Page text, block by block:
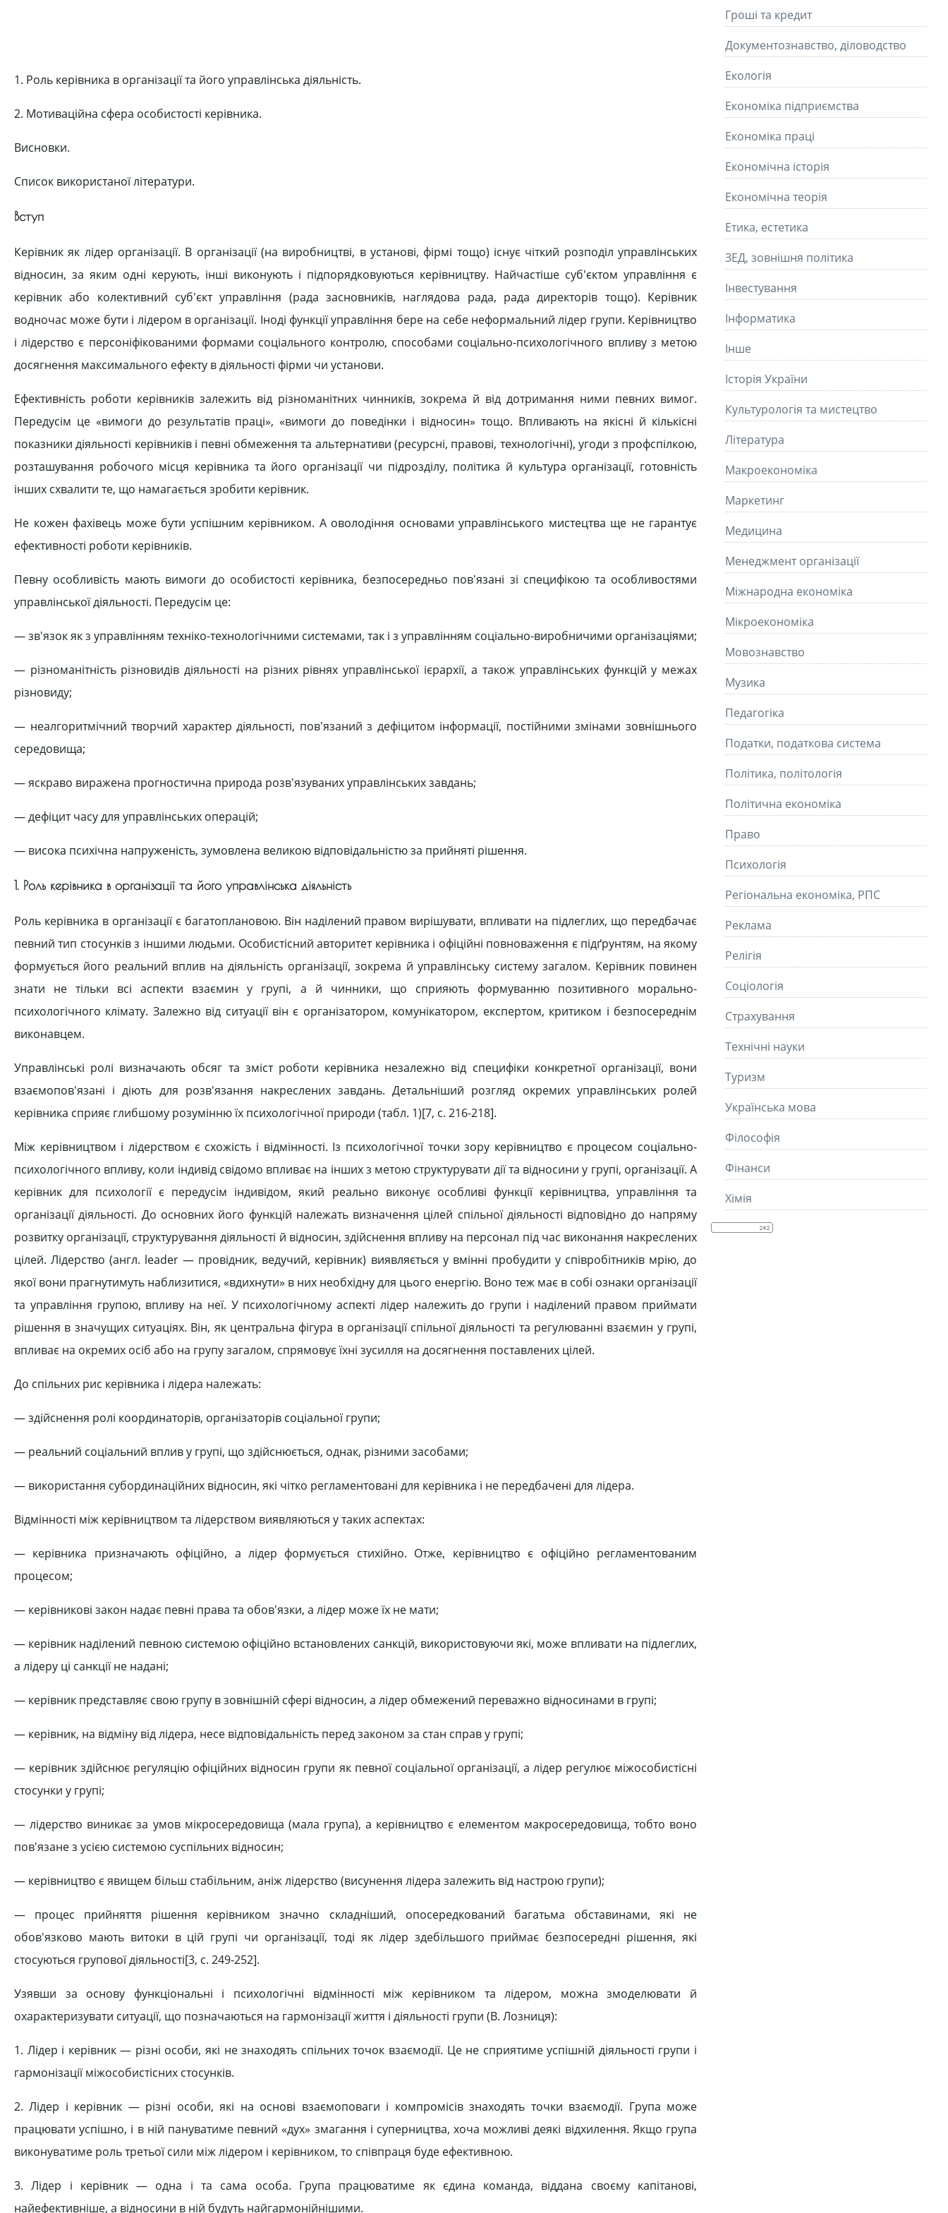
1. Роль керівника в організації та його управлінська діяльність.
2. Мотиваційна сфера особистості керівника.
Висновки.
Список використаної літератури.
Вступ
Керівник як лідер організації. В організації (на виробництві, в установі, фірмі тощо) існує чіткий розподіл управлінських
відносин, за яким одні керують, інші виконують і підпорядковуються керівництву. Найчастіше суб'єктом управління є
керівник або колективний суб'єкт управління (рада засновників, наглядова рада, рада директорів тощо). Керівник
водночас може бути і лідером в організації. Іноді функції управління бере на себе неформальний лідер групи. Керівництво
і лідерство є персоніфікованими формами соціального контролю, способами соціально-психологічного впливу з метою
досягнення максимального ефекту в діяльності фірми чи установи.
Ефективність роботи керівників залежить від різноманітних чинників, зокрема й від дотримання ними певних вимог.
Передусім це «вимоги до результатів праці», «вимоги до поведінки і відносин» тощо. Впливають на якісні й кількісні
показники діяльності керівників і певні обмеження та альтернативи (ресурсні, правові, технологічні), угоди з профспілкою,
розташування робочого місця керівника та його організації чи підрозділу, політика й культура організації, готовність
інших схвалити те, що намагається зробити керівник.
Не кожен фахівець може бути успішним керівником. А оволодіння основами управлінського мистецтва ще не гарантує
ефективності роботи керівників.
Певну особливість мають вимоги до особистості керівника, безпосередньо пов'язані зі специфікою та особливостями
управлінської діяльності. Передусім це:
— зв'язок як з управлінням техніко-технологічними системами, так і з управлінням соціально-виробничими організаціями;
— різноманітність різновидів діяльності на різних рівнях управлінської ієрархії, а також управлінських функцій у межах
різновиду;
— неалгоритмічний творчий характер діяльності, пов'язаний з дефіцитом інформації, постійними змінами зовнішнього
середовища;
— яскраво виражена прогностична природа розв'язуваних управлінських завдань;
— дефіцит часу для управлінських операцій;
— висока психічна напруженість, зумовлена великою відповідальністю за прийняті рішення.
1. Роль керівника в організації та його управлінська діяльність
Роль керівника в організації є багатоплановою. Він наділений правом вирішувати, впливати на підлеглих, що передбачає
певний тип стосунків з іншими людьми. Особистісний авторитет керівника і офіційні повноваження є підґрунтям, на якому
формується його реальний вплив на діяльність організації, зокрема й управлінську систему загалом. Керівник повинен
знати не тільки всі аспекти взаємин у групі, а й чинники, що сприяють формуванню позитивного морально-
психологічного клімату. Залежно від ситуації він є організатором, комунікатором, експертом, критиком і безпосереднім
виконавцем.
Управлінські ролі визначають обсяг та зміст роботи керівника незалежно від специфіки конкретної організації, вони
взаємопов'язані і діють для розв'язання накреслених завдань. Детальніший розгляд окремих управлінських ролей
керівника сприяє глибшому розумінню їх психологічної природи (табл. 1)[7, c. 216-218].
Між керівництвом і лідерством є схожість і відмінності. Із психологічної точки зору керівництво є процесом соціально-
психологічного впливу, коли індивід свідомо впливає на інших з метою структурувати дії та відносини у групі, організації. А
керівник для психології є передусім індивідом, який реально виконує особливі функції керівництва, управління та
організації діяльності. До основних його функцій належать визначення цілей спільної діяльності відповідно до напряму
розвитку організації, структурування діяльності й відносин, здійснення впливу на персонал під час виконання накреслених
цілей. Лідерство (англ. leader — провідник, ведучий, керівник) виявляється у вмінні пробудити у співробітників мрію, до
якої вони прагнутимуть наблизитися, «вдихнути» в них необхідну для цього енергію. Воно теж має в собі ознаки організації
та управління групою, впливу на неї. У психологічному аспекті лідер належить до групи і наділений правом приймати
рішення в значущих ситуаціях. Він, як центральна фігура в організації спільної діяльності та регулюванні взаємин у групі,
впливає на окремих осіб або на групу загалом, спрямовує їхні зусилля на досягнення поставлених цілей.
До спільних рис керівника і лідера належать:
— здійснення ролі координаторів, організаторів соціальної групи;
— реальний соціальний вплив у групі, що здійснюється, однак, різними засобами;
— використання субординаційних відносин, які чітко регламентовані для керівника і не передбачені для лідера.
Відмінності між керівництвом та лідерством виявляються у таких аспектах:
— керівника призначають офіційно, а лідер формується стихійно. Отже, керівництво є офіційно регламентованим
процесом;
— керівникові закон надає певні права та обов'язки, а лідер може їх не мати;
— керівник наділений певною системою офіційно встановлених санкцій, використовуючи які, може впливати на підлеглих,
а лідеру ці санкції не надані;
— керівник представляє свою групу в зовнішній сфері відносин, а лідер обмежений переважно відносинами в групі;
— керівник, на відміну від лідера, несе відповідальність перед законом за стан справ у групі;
— керівник здійснює регуляцію офіційних відносин групи як певної соціальної організації, а лідер регулює міжособистісні
стосунки у групі;
— лідерство виникає за умов мікросередовища (мала група), а керівництво є елементом макросередовища, тобто воно
пов'язане з усією системою суспільних відносин;
— керівництво є явищем більш стабільним, аніж лідерство (висунення лідера залежить від настрою групи);
— процес прийняття рішення керівником значно складніший, опосередкований багатьма обставинами, які не
обов'язково мають витоки в цій групі чи організації, тоді як лідер здебільшого приймає безпосередні рішення, які
стосуються групової діяльності[3, c. 249-252].
Узявши за основу функціональні і психологічні відмінності між керівником та лідером, можна змоделювати й
охарактеризувати ситуації, що позначаються на гармонізації життя і діяльності групи (В. Лозниця):
1. Лідер і керівник — різні особи, які не знаходять спільних точок взаємодії. Це не сприятиме успішній діяльності групи і
гармонізації міжособистісних стосунків.
2. Лідер і керівник — різні особи, які на основі взаємоповаги і компромісів знаходять точки взаємодії. Група може
працювати успішно, і в ній пануватиме певний «дух» змагання і суперництва, хоча можливі деякі відхилення. Якщо група
виконуватиме роль третьої сили між лідером і керівником, то співпраця буде ефективною.
3. Лідер і керівник — одна і та сама особа. Група працюватиме як єдина команда, віддана своєму капітанові,
найефективніше, а відносини в ній будуть найгармонійнішими.
Гроші та кредит
Документознавство, діловодство
Екологія
Економіка підприємства
Економіка праці
Економічна історія
Економічна теорія
Етика, естетика
ЗЕД, зовнішня політика
Інвестування
Інформатика
Інше
Історія України
Культурологія та мистецтво
Літературa
Макроекономіка
Маркетинг
Медицина
Менеджмент організації
Міжнародна економіка
Мікроекономіка
Мовознавство
Музика
Педагогіка
Податки, податкова система
Політика, політологія
Політична економіка
Право
Психологія
Регіональна економіка, РПС
Реклама
Релігія
Соціологія
Страхування
Технічні науки
Туризм
Українська мова
Філософія
Фінанси
Хімія